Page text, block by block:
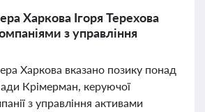
Харкова Ігоря Терехова
з управління
Харкова вказано позику понад
Крімерман, керуючої
з управління активами